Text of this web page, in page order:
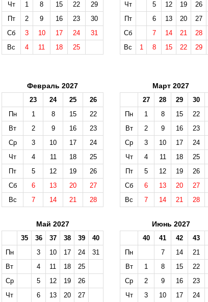
Чт
1 8 15 22
29
Пт
2 9 16 23
30
Сб
3 10 17 24
31
Вс
4 11 18 25
Чт
5 12 19
26
Пт
6 13 20
27
Сб
7 14 21
28
Вс
1 8 15 22 29
Февраль 2027
23 24 25
26
Пн
1 8 15
22
Вт
2 9 16
23
Ср
3 10 17
24
Чт
4 11 18
25
Пт
5 12 19
26
Сб
6 13 20
27
Вс
7 14 21 28
Март 2027
27 28 29 30
Пн
1 8 15 22
Вт
2 9 16 23
Ср
3 10 17 24
Чт
4 11 18
25
Пт
5 12 19
26
Сб
6 13 20
27
Вс
7 14 21 28
Май 2027
35 36 37 38 39
40
Пн
3 10 17 24
31
Вт
4 11 18
25
Ср
5 12 19
26
Чт
6 13 20 27
Июнь 2027
40 41 42 43
Пн
7 14 21
Вт
1 8 15 22
Ср
2 9 16 23
Чт
3 10 17 24